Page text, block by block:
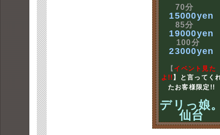
70分
15000yen
85分
19000yen
100分
23000yen
【 イベント見た
よ!! 】と言ってく
たお客様限定!!
デリっ娘
仙台